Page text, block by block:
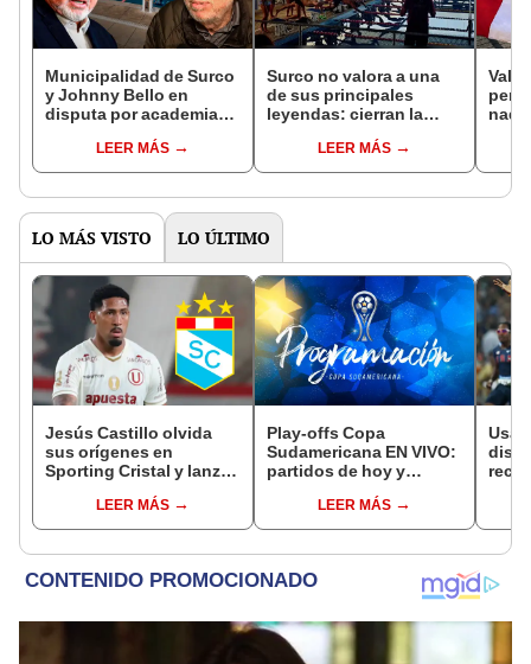
Municipalidad de Surco
y Johnny Bello en
disputa por academia
excampeón
sudamericano fue
concesión
LEER MÁS
Surco no valora a una
de sus principales
leyendas: cierran la
formadora de
campeones de Johnny
LEER MÁS
LO MÁS VISTO LO ÚLTIMO
Jesús Castillo olvida
sus orígenes en
Sporting Cristal y lanzó
triunfo de Universitario:
"Demostrando de qué
LEER MÁS
Play-offs Copa
Sudamericana EN VIVO:
partidos de hoy y
torneoLEER MÁS